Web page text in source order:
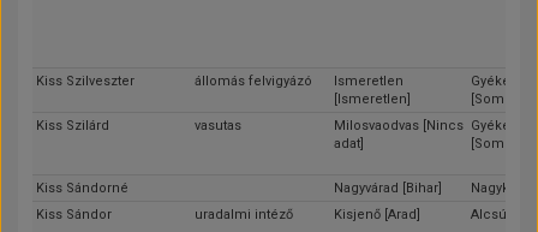
Kiss Szilveszter állomás felvigyázó
Ismeretlen
[Ismeretlen]
[Somogy]
Kiss Szilárd
vasutas
Milosvaodvas [Nincs
adat]
[Somogy]
Kiss Sándorné Nagyvárad [Bihar]
Kiss Sándor
uradalmi intéző Kisjenő [Arad] Alcsút